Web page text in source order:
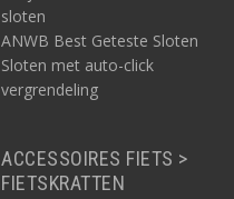
sloten
ANWB Best Geteste Sloten
Sloten met auto-click
vergrendeling
ACCESSOIRES FIETS >
FIETSKRATTEN